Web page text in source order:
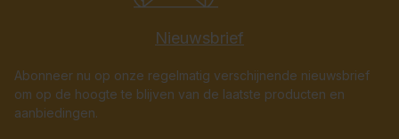
Nieuwsbrief
Abonneer nu op onze regelmatig verschijnende nieuwsbrief
om op de hoogte te blijven van de laatste producten en
aanbiedingen.